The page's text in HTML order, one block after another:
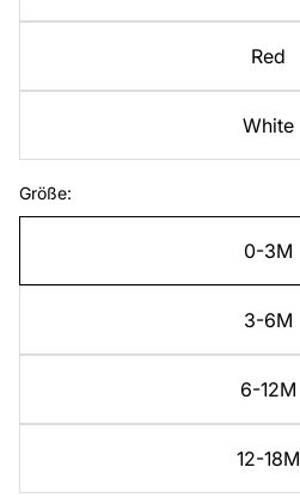
Red
White
Größe:
0-3M
3-6M
6-12M
12-18M